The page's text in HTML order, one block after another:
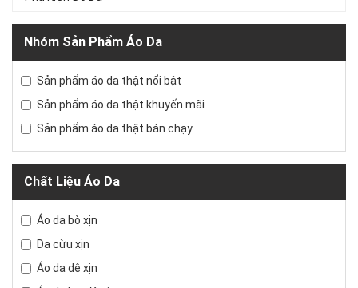
Nhóm Sản Phẩm Áo Da
Sản phẩm áo da thật nổi bật
Sản phẩm áo da thật khuyến mãi
Sản phẩm áo da thật bán chạy
Chất Liệu Áo Da
Áo da bò xịn
Da cừu xịn
Áo da dê xịn